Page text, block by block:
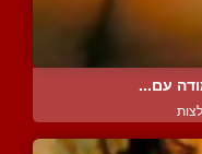
עם...